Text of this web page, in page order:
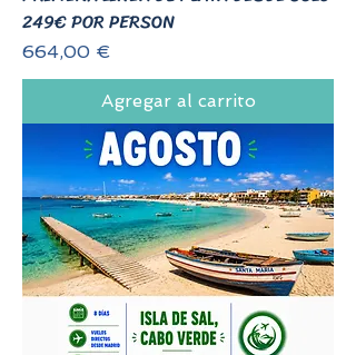
249€ POR PERSON
Precio
664,00 €
Agregar al carrito